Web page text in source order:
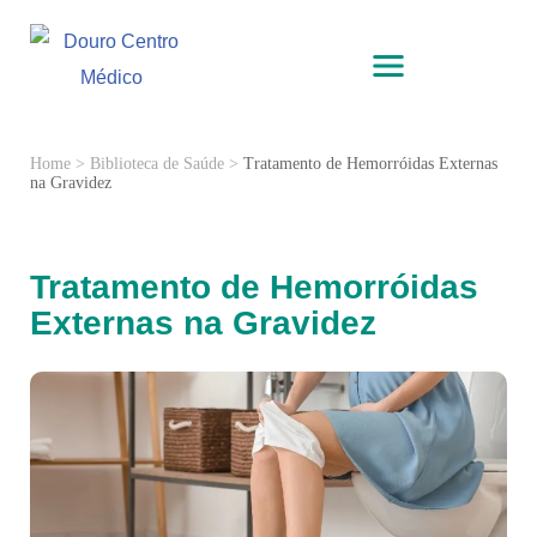
Home > Biblioteca de Saúde > Tratamento de Hemorróidas Externas
na Gravidez
Tratamento de Hemorróidas
Externas na Gravidez